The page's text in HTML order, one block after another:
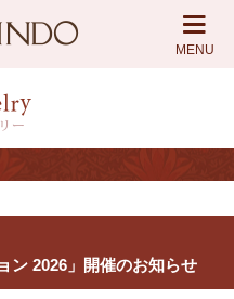
MENU
ン 2026」開催のお知らせ